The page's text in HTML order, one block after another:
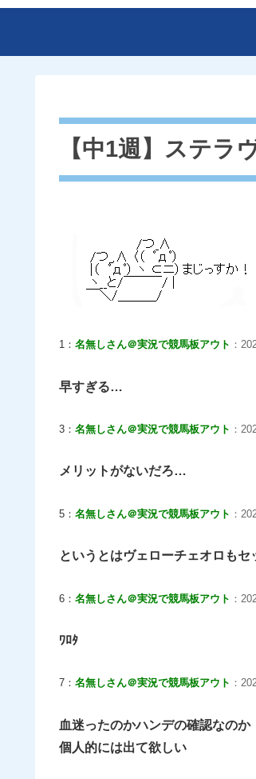
【中1週】ステラ
1： 名無しさん＠実況で競馬板アウト ：
早すぎる…
3： 名無しさん＠実況で競馬板アウト ：
メリットがないだろ…
5： 名無しさん＠実況で競馬板アウト ：
というとはヴェローチェオロもセ
6： 名無しさん＠実況で競馬板アウト ：
ﾜﾛﾀ
7： 名無しさん＠実況で競馬板アウト ：
血迷ったのかハンデの確認なのか
個人的には出て欲しい